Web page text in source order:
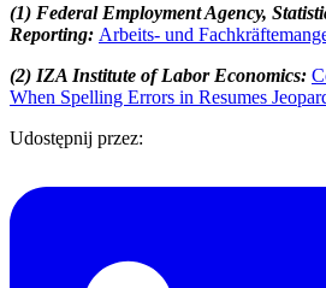
(1) Federal Employment Agency,
Reporting: Arbeits- und
(2) IZA Institute of Labor Economics:
When Spelling Errors in Resumes
Udostępnij przez: